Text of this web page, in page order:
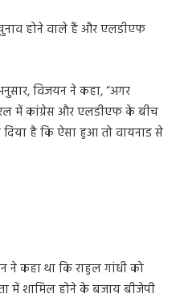
होने वाले हैं और एलडीएफ
विजयन ने कहा, “अगर
में कांग्रेस और एलडीएफ के बीच
है कि ऐसा हुआ तो वायनाड से
ने कहा था कि राहुल गांधी को
में शामिल होने के बजाय बीजेपी